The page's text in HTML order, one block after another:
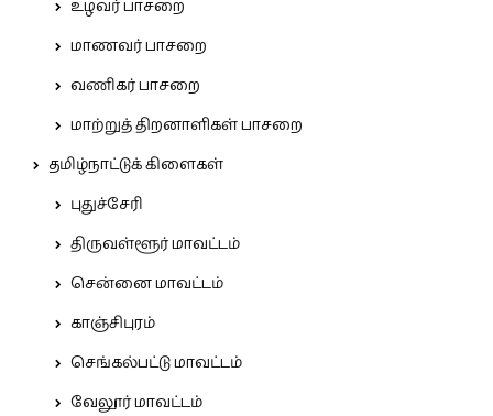
உழவர் பாசறை
மாணவர் பாசறை
வணிகர் பாசறை
மாற்றுத் திறனாளிகள் பாசறை
தமிழ்நாட்டுக் கிளைகள்
புதுச்சேரி
திருவள்ளூர் மாவட்டம்
சென்னை மாவட்டம்
காஞ்சிபுரம்
செங்கல்பட்டு மாவட்டம்
வேலூர் மாவட்டம்